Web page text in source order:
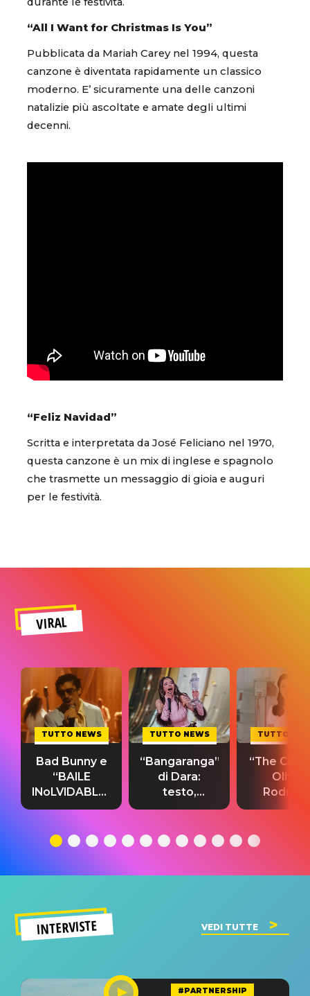
“All I Want for Christmas Is You”
Pubblicata da Mariah Carey nel 1994, questa
canzone è diventata rapidamente un classico
moderno. E’ sicuramente una delle canzoni
natalizie più ascoltate e amate degli ultimi
decenni.
“Feliz Navidad”
Scritta e interpretata da José Feliciano nel 1970,
questa canzone è un mix di inglese e spagnolo
che trasmette un messaggio di gioia e auguri
per le festività.
VIRAL
TUTTO NEWS
Bad Bunny e
“BAILE
INoLVIDABLE”:
testo,
significato
TUTTO NEWS
“Bangaranga”
di Dara:
testo,
traduzione e
del singolo
TUTTO
“The
Olivia
testo,
INTERVISTE VEDI TUTTE
#PARTNERSHIP